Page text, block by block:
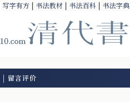
写字有方 | 书法教材 | 书法百科 | 书法字典
| 留言评价